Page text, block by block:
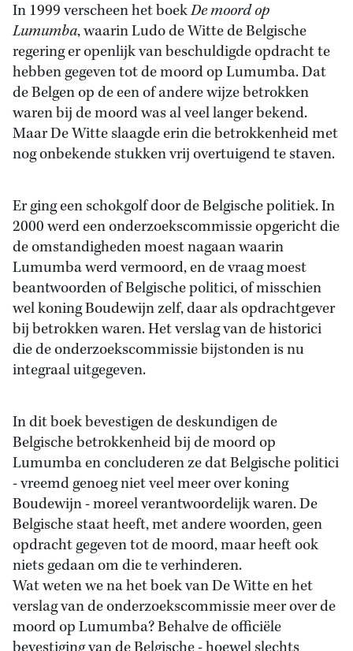
In 1999 verscheen het boekDe moord op
Lumumba, waarin Ludo de Witte de Belgische
regering er openlijk van beschuldigde opdracht te
hebben gegeven tot de moord op Lumumba. Dat
de Belgen op de een of andere wijze betrokken
waren bij de moord was al veel langer bekend.
Maar De Witte slaagde erin die betrokkenheid met
nog onbekende stukken vrij overtuigend te staven.
Er ging een schokgolf door de Belgische politiek. In
2000 werd een onderzoekscommissie opgericht die
de omstandigheden moest nagaan waarin
Lumumba werd vermoord, en de vraag moest
beantwoorden of Belgische politici, of misschien
wel koning Boudewijn zelf, daar als opdrachtgever
bij betrokken waren. Het verslag van de historici
die de onderzoekscommissie bijstonden is nu
integraal uitgegeven.
In dit boek bevestigen de deskundigen de
Belgische betrokkenheid bij de moord op
Lumumba en concluderen ze dat Belgische politici
- vreemd genoeg niet veel meer over koning
Boudewijn - moreel verantwoordelijk waren. De
Belgische staat heeft, met andere woorden, geen
opdracht gegeven tot de moord, maar heeft ook
niets gedaan om die te verhinderen.
Wat weten we na het boek van De Witte en het
verslag van de onderzoekscommissie meer over de
moord op Lumumba? Behalve de officiële